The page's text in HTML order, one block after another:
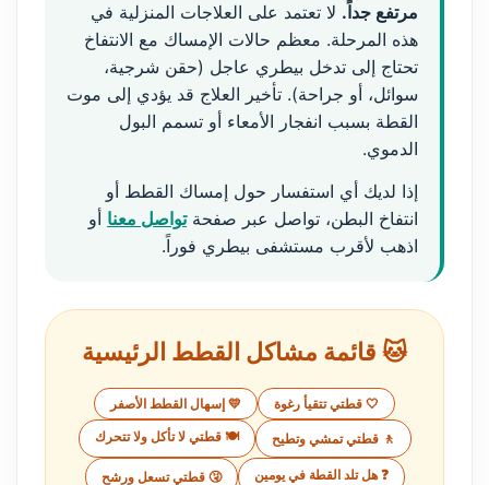
مرتفع جداً. لا تعتمد على العلاجات المنزلية في
هذه المرحلة. معظم حالات الإمساك مع الانتفاخ
تحتاج إلى تدخل بيطري عاجل (حقن شرجية،
سوائل، أو جراحة). تأخير العلاج قد يؤدي إلى موت
القطة بسبب انفجار الأمعاء أو تسمم البول
الدموي.
إذا لديك أي استفسار حول إمساك القطط أو
انتفاخ البطن، تواصل عبر صفحةتواصل معنا أو
اذهب لأقرب مستشفى بيطري فوراً.
🐱 قائمة مشاكل القطط الرئيسية
🤍 قطتي تتقيأ رغوة 💛 إسهال القطط الأصفر
🚶 قطتي تمشي وتطيح 🍽️ قطتي لا تأكل ولا تتحرك
❓ هل تلد القطة في يومين 🤧 قطتي تسعل ورشح